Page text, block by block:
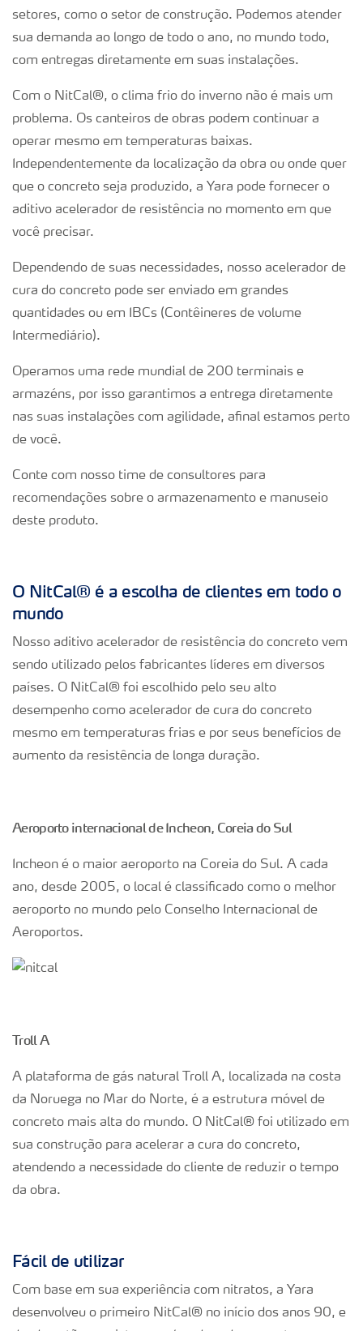
setores, como o setor de construção. Podemos atender
sua demanda ao longo de todo o ano, no mundo todo,
com entregas diretamente em suas instalações.
Com o NitCal®, o clima frio do inverno não é mais um
problema. Os canteiros de obras podem continuar a
operar mesmo em temperaturas baixas.
Independentemente da localização da obra ou onde quer
que o concreto seja produzido, a Yara pode fornecer o
aditivo acelerador de resistência no momento em que
você precisar.
Dependendo de suas necessidades, nosso acelerador de
cura do concreto pode ser enviado em grandes
quantidades ou em IBCs (Contêineres de volume
Intermediário).
Operamos uma rede mundial de 200 terminais e
armazéns, por isso garantimos a entrega diretamente
nas suas instalações com agilidade, afinal estamos perto
de você.
Conte com nosso time de consultores para
recomendações sobre o armazenamento e manuseio
deste produto.
O NitCal® é a escolha de clientes em todo o
mundo
Nosso aditivo acelerador de resistência do concreto vem
sendo utilizado pelos fabricantes líderes em diversos
países. O NitCal® foi escolhido pelo seu alto
desempenho como acelerador de cura do concreto
mesmo em temperaturas frias e por seus benefícios de
aumento da resistência de longa duração.
Aeroporto internacional de Incheon, Coreia do Sul
Incheon é o maior aeroporto na Coreia do Sul. A cada
ano, desde 2005, o local é classificado como o melhor
aeroporto no mundo pelo Conselho Internacional de
Aeroportos.
Troll A
A plataforma de gás natural Troll A, localizada na costa
da Noruega no Mar do Norte, é a estrutura móvel de
concreto mais alta do mundo. O NitCal® foi utilizado em
sua construção para acelerar a cura do concreto,
atendendo a necessidade do cliente de reduzir o tempo
da obra.
Fácil de utilizar
Com base em sua experiência com nitratos, a Yara
desenvolveu o primeiro NitCal® no início dos anos 90, e